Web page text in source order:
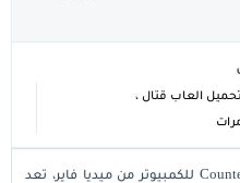
تحميل العاب قتال ،
تحميل لعبة Counter Strike Condition Zero للكمبيوتر من ميديا فاير، تعد